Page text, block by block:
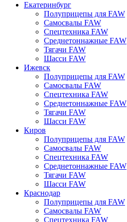
Екатеринбург
Полуприцепы для FAW
Самосвалы FAW
Спецтехника FAW
Среднетоннажные FAW
Тягачи FAW
Шасси FAW
Ижевск
Полуприцепы для FAW
Самосвалы FAW
Спецтехника FAW
Среднетоннажные FAW
Тягачи FAW
Шасси FAW
Киров
Полуприцепы для FAW
Самосвалы FAW
Спецтехника FAW
Среднетоннажные FAW
Тягачи FAW
Шасси FAW
Краснодар
Полуприцепы для FAW
Самосвалы FAW
Спецтехника FAW